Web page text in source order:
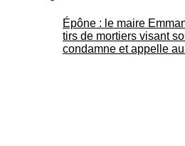
Épône : le maire
tirs de mortiers visant
condamne et appelle